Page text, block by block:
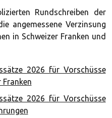
Rundschreiben der
angemessene Verzinsung
in Schweizer Franken und
2026 für Vorschüsse
Franken
2026 für Vorschüsse